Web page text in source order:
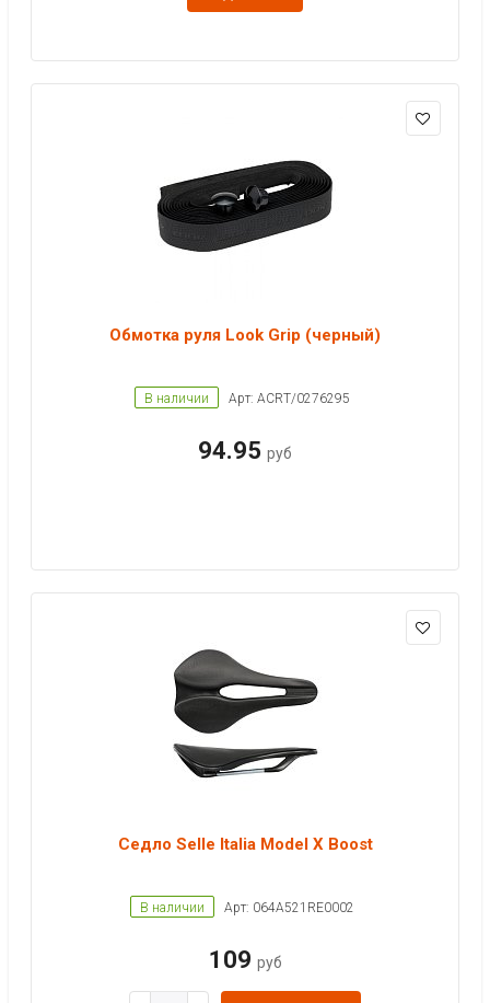
Обмотка руля Look Grip (черный)
В наличии Арт: ACRT/0276295
94.95 руб
Седло Selle Italia Model X Boost
В наличии Арт: 064A521RE0002
109 руб